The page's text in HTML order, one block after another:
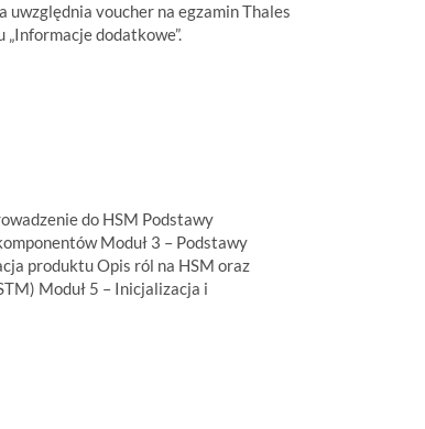
voucher na egzamin Thales
dodatkowe”.
do HSM Podstawy
Moduł 3 – Podstawy
produktu Opis ról na HSM oraz
Moduł 5 – Inicjalizacja i